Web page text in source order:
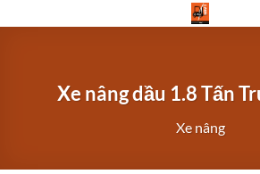
qua
Xe nâng dầu 1.8 Tấn
Xe nâng